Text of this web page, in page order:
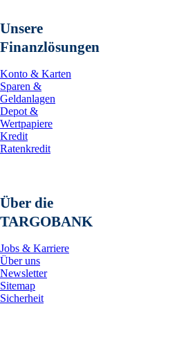
Unsere
Finanzlösungen
Konto & Karten
Sparen &
Geldanlagen
Depot &
Wertpapiere
Kredit
Ratenkredit
Über die
TARGOBANK
Jobs & Karriere
Über uns
Newsletter
Sitemap
Sicherheit